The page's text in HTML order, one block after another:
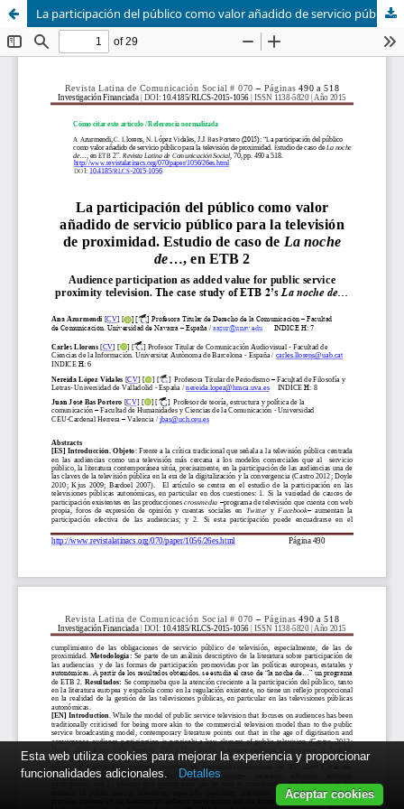
La participación del público como valor añadido de servicio público para la televisión de proximidad. Estudio de caso de La noche de…, en ETB 2
Esta web utiliza cookies para mejorar la experiencia y proporcionar
funcionalidades adicionales.
Detalles
Aceptar cookies